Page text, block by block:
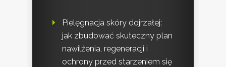
Pielęgnacja skóry dojrzałej:
jak zbudować skuteczny plan
nawilżenia, regeneracji i
ochrony przed starzeniem się